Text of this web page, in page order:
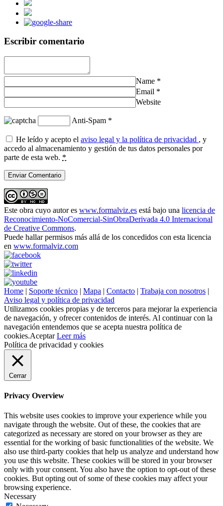
Escribir comentario
Name *
Email *
Website
Anti-Spam *
He leído y acepto el aviso legal y la política de privacidad , y
accedo al almacenamiento y gestión de tus datos personales por
parte de esta web. *
Este obra cuyo autor es www.formalviz.es está bajo una licencia de
Reconocimiento-NoComercial-SinObraDerivada 4.0 Internacional
de Creative Commons.
Puede hallar permisos más allá de los concedidos con esta licencia
en www.formalviz.com
Home | Soporte técnico | Mapa | Contacto | Trabaja con nosotros |
Aviso legal y política de privacidad
Utilizamos cookies propias y de terceros para mejorar la experiencia
de navegación, y ofrecer contenidos de interés. Al continuar con la
navegación entendemos que se acepta nuestra política de
cookies.Aceptar Leer más
Política de privacidad y cookies
Cerrar
Privacy Overview
This website uses cookies to improve your experience while you
navigate through the website. Out of these, the cookies that are
categorized as necessary are stored on your browser as they are
essential for the working of basic functionalities of the website. We
also use third-party cookies that help us analyze and understand how
you use this website. These cookies will be stored in your browser
only with your consent. You also have the option to opt-out of these
cookies. But opting out of some of these cookies may affect your
browsing experience.
Necessary